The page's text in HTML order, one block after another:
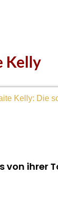
Kelly
von ihrer